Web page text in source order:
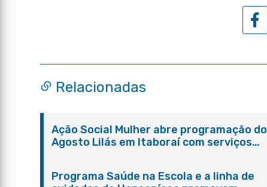
Relacionadas
Ação Social Mulher abre programação do
Agosto Lilás em Itaboraí com serviços
Programa Saúde na Escola e a linha de